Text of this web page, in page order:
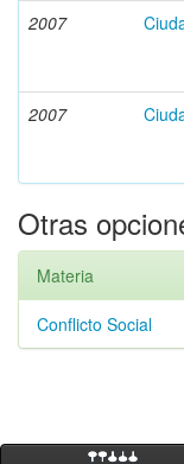
2007
2007
Otras
Materia
Conflicto Social